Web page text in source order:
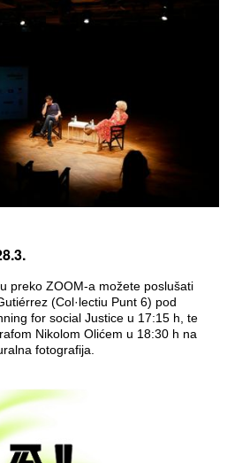
preko ZOOM-a možete poslušati
(Col·lectiu Punt 6) pod
for social Justice u 17:15 h, te
Nikolom Olićem u 18:30 h na
fotografija.